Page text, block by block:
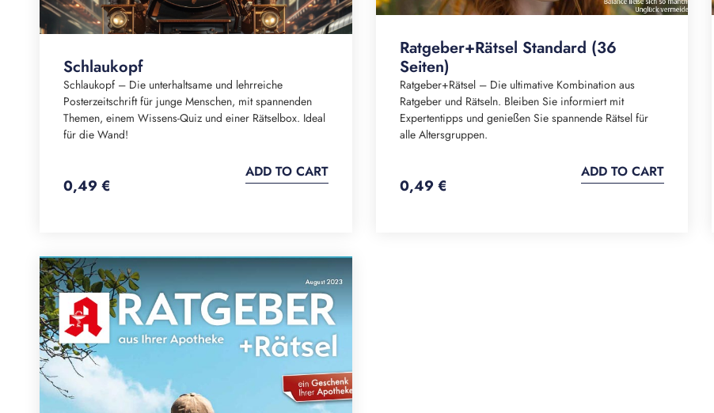
Schlaukopf
Schlaukopf – Die unterhaltsame und lehrreiche
Posterzeitschrift für junge Menschen, mit spannenden
Themen, einem Wissens-Quiz und einer Rätselbox. Ideal
für die Wand!
0,49 €
ADD TO CART
Ratgeber+Rätsel Standard (36
Seiten)
Ratgeber+Rätsel – Die ultimative Kombination aus
Ratgeber und Rätseln. Bleiben Sie informiert mit
Expertentipps und genießen Sie spannende Rätsel für
alle Altersgruppen.
0,49 €
ADD TO CART